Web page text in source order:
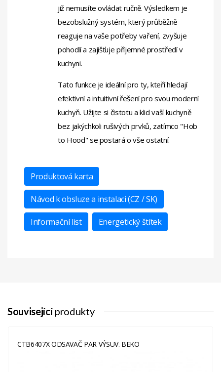
již nemusíte ovládat ručně. Výsledkem je
bezobslužný systém, který průběžně
reaguje na vaše potřeby vaření, zvyšuje
pohodlí a zajišťuje příjemné prostředí v
kuchyni.
Tato funkce je ideální pro ty, kteří hledají
efektivní a intuitivní řešení pro svou moderní
kuchyň. Užijte si čistotu a klid vaší kuchyně
bez jakýchkoli rušivých prvků, zatímco "Hob
to Hood" se postará o vše ostatní.
Produktová karta
Návod k obsluze a instalaci (CZ / SK)
Informační list Energetický štítek
Třída
B
Související produkty
CTB6407X ODSAVAČ PAR VÝSUV. BEKO